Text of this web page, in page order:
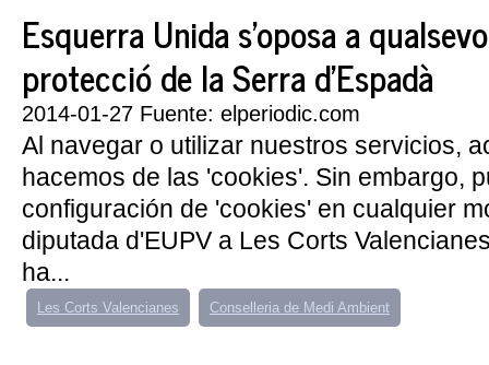
Esquerra Unida s’oposa a
protecció de la Serra d’Espadà
2014-01-27 Fuente: elperiodic.com
Al navegar o utilizar nuestros servicios,
hacemos de las 'cookies'. Sin embargo,
configuración de 'cookies' en cualquier
diputada d'EUPV a Les Corts
ha...
Les Corts Valencianes Conselleria de Medi Ambient